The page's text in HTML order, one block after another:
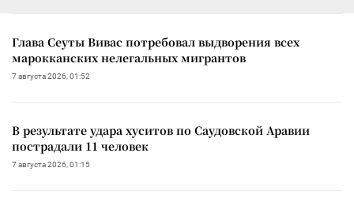
Глава Сеуты Вивас потребовал выдворения всех
марокканских нелегальных мигрантов
7 августа 2026, 01:52
В результате удара хуситов по Саудовской Аравии
пострадали 11 человек
7 августа 2026, 01:15